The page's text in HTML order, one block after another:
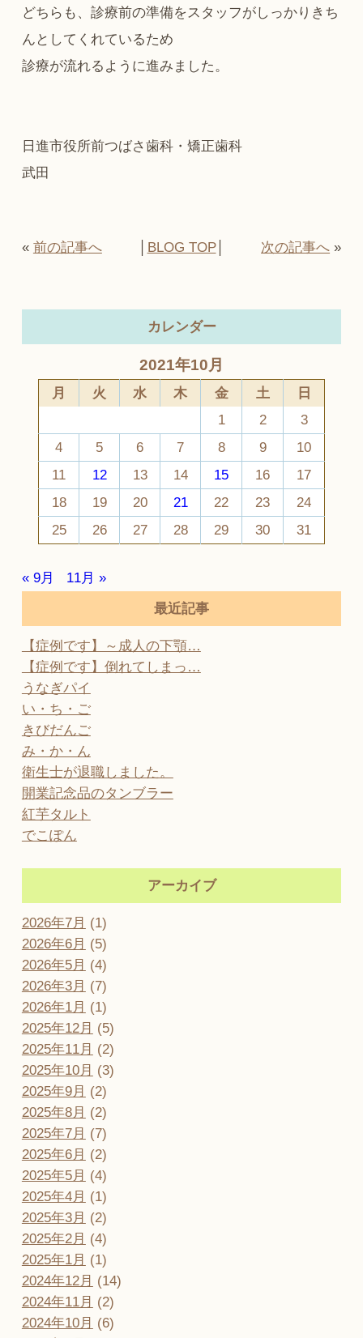
どちらも、診療前の準備をスタッフがしっかりきち
んとしてくれているため
診療が流れるように進みました。
日進市役所前つばさ歯科・矯正歯科
武田
« 前の記事へ BLOG TOP│ 次の記事へ »
カレンダー
2021年10月
月 火 水 木 金 土
日
1
2
3
4
5 6 7 8 9
10
11
12 13 14 15 16
17
18
19 20 21 22 23
24
25
26 27 28 29 30 31
« 9月
11月 »
最近記事
【症例です】～成人の下顎…
【症例です】倒れてしまっ…
うなぎパイ
い・ち・ご
きびだんご
み・か・ん
衛生士が退職しました。
開業記念品のタンブラー
紅芋タルト
でこぽん
アーカイブ
2026年7月 (1)
2026年6月 (5)
2026年5月 (4)
2026年3月 (7)
2026年1月 (1)
2025年12月 (5)
2025年11月 (2)
2025年10月 (3)
2025年9月 (2)
2025年8月 (2)
2025年7月 (7)
2025年6月 (2)
2025年5月 (4)
2025年4月 (1)
2025年3月 (2)
2025年2月 (4)
2025年1月 (1)
2024年12月 (14)
2024年11月 (2)
2024年10月 (6)